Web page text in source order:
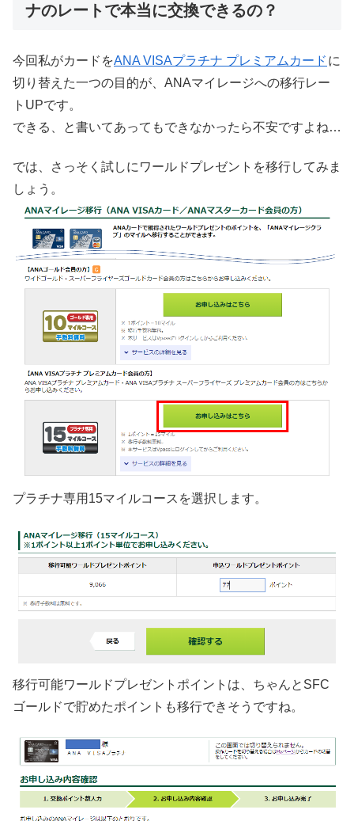
ナのレートで本当に交換できるの？
今回私がカードをANA VISAプラチナ プレミアムカード に
切り替えた一つの目的が、ANAマイレージへの移行レー
トUPです。
できる、と書いてあってもできなかったら不安ですよね…
では、さっそく試しにワールドプレゼントを移行してみま
しょう。
プラチナ専用15マイルコースを選択します。
移行可能ワールドプレゼントポイントは、ちゃんとSFC
ゴールドで貯めたポイントも移行できそうですね。